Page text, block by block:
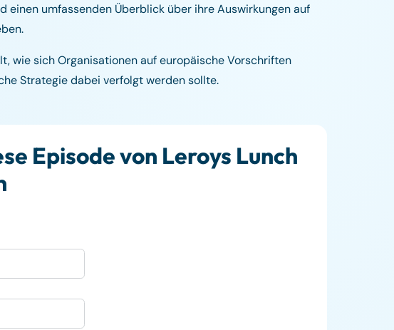
einen umfassenden Überblick über ihre Auswirkungen auf
wie sich Organisationen auf europäische Vorschriften
Strategie dabei verfolgt werden sollte.
Episode von Leroys Lunch